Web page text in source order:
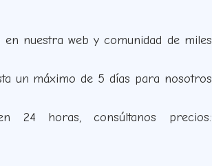
nuestra web y comunidad de miles
un máximo de 5 días para nosotros
24 horas, consúltanos precios: